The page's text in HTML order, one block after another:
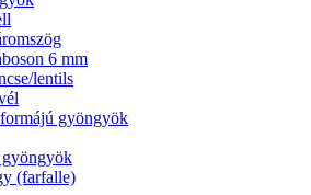
6 mm
lentils
gyöngyök
(farfalle)